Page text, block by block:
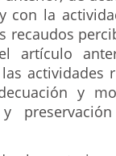
con la
recaudos
artículo
actividades
y